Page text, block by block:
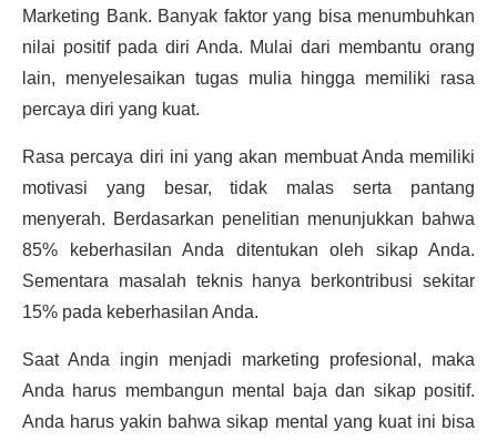
Marketing Bank. Banyak faktor yang bisa menumbuhkan
nilai positif pada diri Anda. Mulai dari membantu orang
lain, menyelesaikan tugas mulia hingga memiliki rasa
percaya diri yang kuat.
Rasa percaya diri ini yang akan membuat Anda memiliki
motivasi yang besar, tidak malas serta pantang
menyerah. Berdasarkan penelitian menunjukkan bahwa
85% keberhasilan Anda ditentukan oleh sikap Anda.
Sementara masalah teknis hanya berkontribusi sekitar
15% pada keberhasilan Anda.
Saat Anda ingin menjadi marketing profesional, maka
Anda harus membangun mental baja dan sikap positif.
Anda harus yakin bahwa sikap mental yang kuat ini bisa